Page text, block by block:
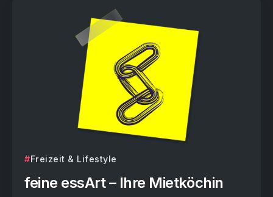
Freizeit & Lifestyle
feine essArt – Ihre Mietköchin